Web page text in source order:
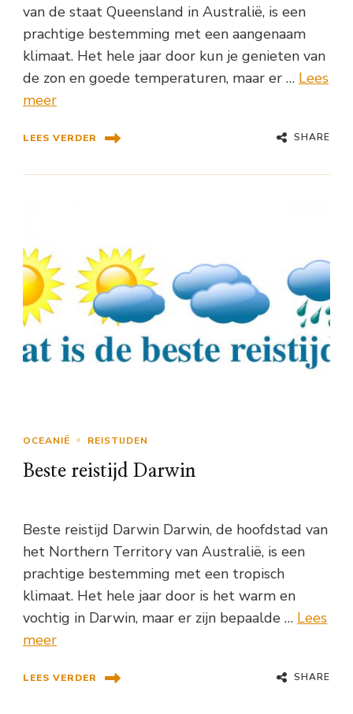
van de staat Queensland in Australië, is een
prachtige bestemming met een aangenaam
klimaat. Het hele jaar door kun je genieten van
de zon en goede temperaturen, maar er … Lees
meer
LEES VERDER SHARE
OCEANIË REISTIJDEN
Beste reistijd Darwin
Beste reistijd Darwin Darwin, de hoofdstad van
het Northern Territory van Australië, is een
prachtige bestemming met een tropisch
klimaat. Het hele jaar door is het warm en
vochtig in Darwin, maar er zijn bepaalde … Lees
meer
LEES VERDER SHARE